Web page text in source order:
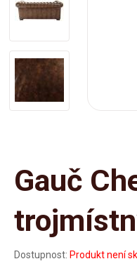
Gauč
Dostupnost: Produkt není